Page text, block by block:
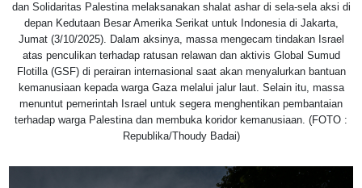
dan Solidaritas Palestina melaksanakan shalat ashar di sela-sela aksi di
depan Kedutaan Besar Amerika Serikat untuk Indonesia di Jakarta,
Jumat (3/10/2025). Dalam aksinya, massa mengecam tindakan Israel
atas penculikan terhadap ratusan relawan dan aktivis Global Sumud
Flotilla (GSF) di perairan internasional saat akan menyalurkan bantuan
kemanusiaan kepada warga Gaza melalui jalur laut. Selain itu, massa
menuntut pemerintah Israel untuk segera menghentikan pembantaian
terhadap warga Palestina dan membuka koridor kemanusiaan. (FOTO :
Republika/Thoudy Badai)